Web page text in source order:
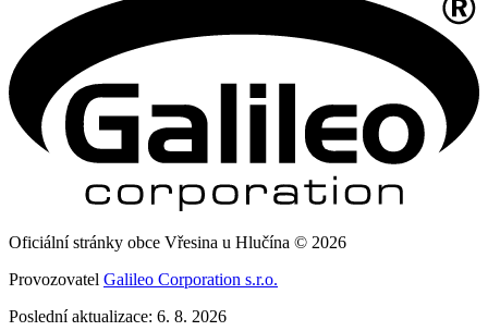
Oficiální stránky obce Vřesina u Hlučína © 2026
Provozovatel Galileo Corporation s.r.o.
Poslední aktualizace: 6. 8. 2026